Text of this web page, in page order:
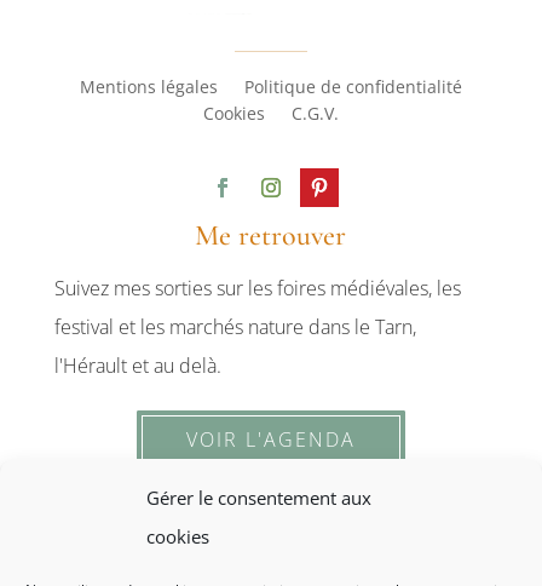
Gérer le consentement aux
cookies
Mentions légales
Politique de confidentialité
Cookies
C.G.V.
Me retrouver
Suivez mes sorties sur les foires médiévales, les
festival et les marchés nature dans le Tarn,
l'Hérault et au delà.
VOIR L'AGENDA
ACHETER EN BOUTIQUE